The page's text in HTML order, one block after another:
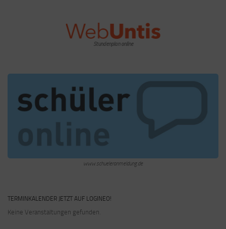
Stundenplan online
www.schueleranmeldung.de
TERMINKALENDER JETZT AUF LOGINEO!
Keine Veranstaltungen gefunden.